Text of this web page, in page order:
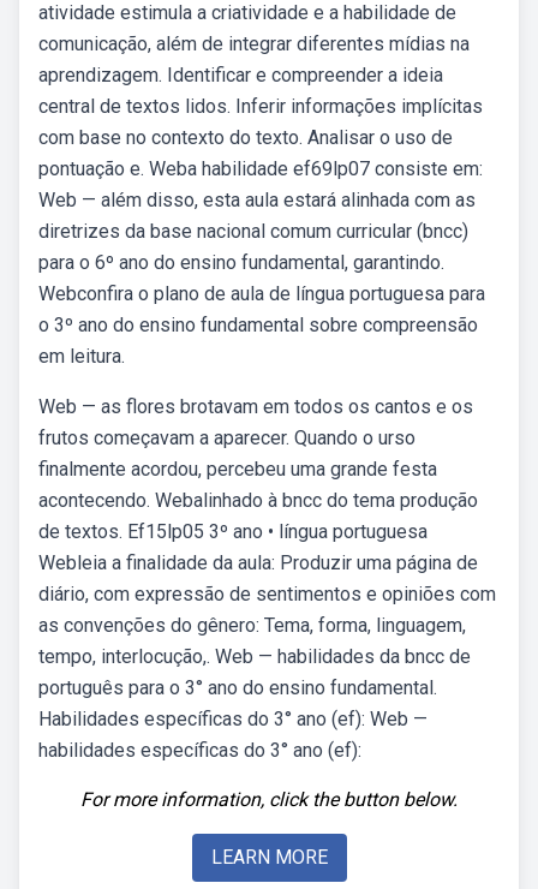
atividade estimula a criatividade e a habilidade de
comunicação, além de integrar diferentes mídias na
aprendizagem. Identificar e compreender a ideia
central de textos lidos. Inferir informações implícitas
com base no contexto do texto. Analisar o uso de
pontuação e. Weba habilidade ef69lp07 consiste em:
Web — além disso, esta aula estará alinhada com as
diretrizes da base nacional comum curricular (bncc)
para o 6º ano do ensino fundamental, garantindo.
Webconfira o plano de aula de língua portuguesa para
o 3º ano do ensino fundamental sobre compreensão
em leitura.
Web — as flores brotavam em todos os cantos e os
frutos começavam a aparecer. Quando o urso
finalmente acordou, percebeu uma grande festa
acontecendo. Webalinhado à bncc do tema produção
de textos. Ef15lp05 3º ano • língua portuguesa
Webleia a finalidade da aula: Produzir uma página de
diário, com expressão de sentimentos e opiniões com
as convenções do gênero: Tema, forma, linguagem,
tempo, interlocução,. Web — habilidades da bncc de
português para o 3° ano do ensino fundamental.
Habilidades específicas do 3° ano (ef): Web —
habilidades específicas do 3° ano (ef):
For more information, click the button below.
LEARN MORE